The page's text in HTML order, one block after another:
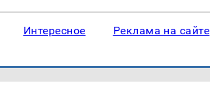
Интересное Реклама на сайте